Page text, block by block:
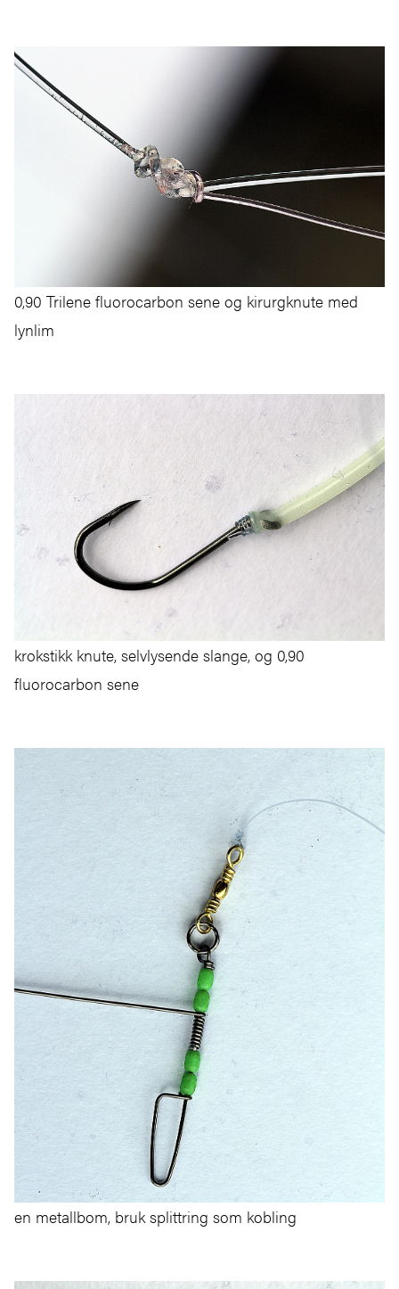
0,90 Trilene fluorocarbon sene og kirurgknute med
lynlim
krokstikk knute, selvlysende slange, og 0,90
fluorocarbon sene
en metallbom, bruk splittring som kobling